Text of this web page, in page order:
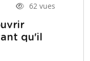
62 vues
qu'il